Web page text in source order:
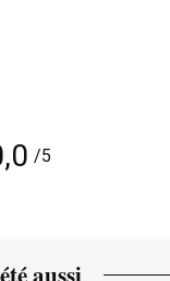
/5
aussi